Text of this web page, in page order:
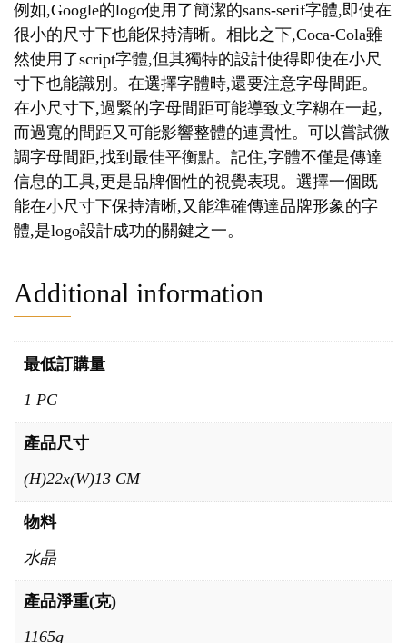
例如,Google的logo使用了簡潔的sans-serif字體,即使在
很小的尺寸下也能保持清晰。相比之下,Coca-Cola雖
然使用了script字體,但其獨特的設計使得即使在小尺
寸下也能識別。在選擇字體時,還要注意字母間距。
在小尺寸下,過緊的字母間距可能導致文字糊在一起,
而過寬的間距又可能影響整體的連貫性。可以嘗試微
調字母間距,找到最佳平衡點。記住,字體不僅是傳達
信息的工具,更是品牌個性的視覺表現。選擇一個既
能在小尺寸下保持清晰,又能準確傳達品牌形象的字
體,是logo設計成功的關鍵之一。
Additional information
最低訂購量
1 PC
產品尺寸
(H)22x(W)13 CM
物料
水晶
產品淨重(克)
1165g